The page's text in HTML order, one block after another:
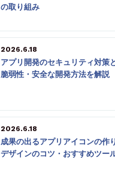
の取り組み
2026.6.18
アプリ開発のセキュリティ対策
脆弱性・安全な開発方法を解説
2026.6.18
成果の出るアプリアイコンの作
デザインのコツ・おすすめツー